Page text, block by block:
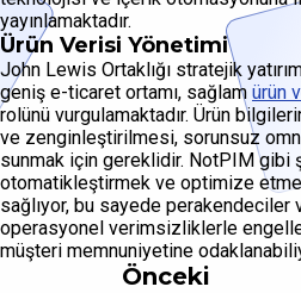
yayınlamaktadır.
Ürün Verisi Yönetimi
John Lewis Ortaklığı stratejik
geniş e-ticaret ortamı, sağlam ürün
rolünü vurgulamaktadır. Ürün
ve zenginleştirilmesi, sorunsuz
sunmak için gereklidir. NotPIM gibi
otomatikleştirmek ve optimize
sağlıyor, bu sayede perakendeciler
operasyonel verimsizliklerle
müşteri memnuniyetine
Önceki